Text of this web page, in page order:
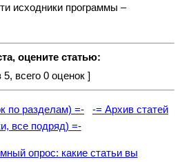
исходники программы –
оцените статью:
5, всего 0 оценок ]
по разделам) =-
-= Архив статей
все подряд) =-
опрос: какие статьи вы